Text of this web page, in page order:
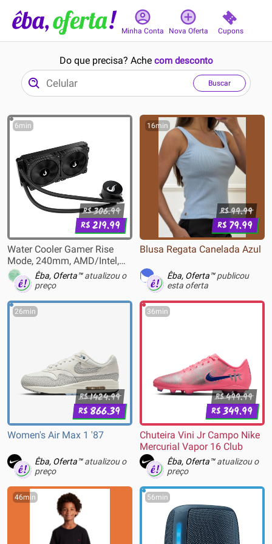
Minha Conta Nova Oferta Cupons
Do que precisa? Ache com desconto
Buscar
6min
R$306.99
R$219.99
Water Cooler Gamer Rise
Mode, 240mm, AMD/Intel,
Preto - RM-WC-AB-240
Êba, Oferta™atualizou o
preço
16min
R$99.99
R$ 79.99
Blusa Regata Canelada Azul
Êba, Oferta™publicou
esta oferta
26min
R$1424.99
R$ 866.39
Women's Air Max 1 '87
Êba, Oferta™atualizou o
preço
36min
R$499.99
R$349.99
Chuteira Vini Jr Campo Nike
Mercurial Vapor 16 Club
Êba, Oferta™atualizou o
preço
46min 56min